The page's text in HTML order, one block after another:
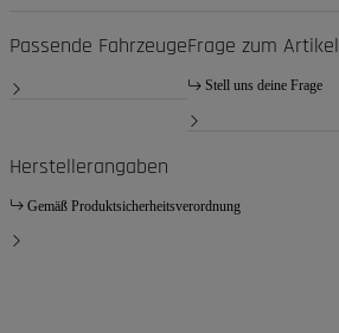
Passende FahrzeugeFrage zum Artikel
Stell uns deine Frage
Herstellerangaben
Gemäß Produktsicherheitsverordnung